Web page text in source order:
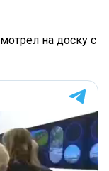
на доску с